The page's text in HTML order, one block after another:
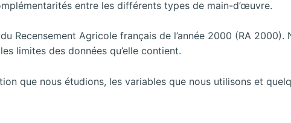
entre les différents types de main-d’œuvre.
Recensement Agricole français de l’année 2000 (RA 2000).
limites des données qu’elle contient.
que nous étudions, les variables que nous utilisons et